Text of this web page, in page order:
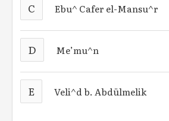
C Ebu^ Cafer el-Mansu^r
D Me’mu^n
E Veli^d b. Abdülmelik